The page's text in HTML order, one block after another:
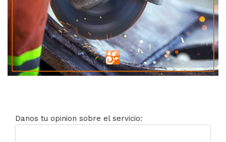
Danos tu opinion sobre el servicio: